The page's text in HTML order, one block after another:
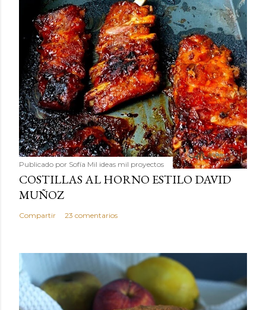
Publicado por Sofía Mil ideas mil proyectos
COSTILLAS AL HORNO ESTILO DAVID
MUÑOZ
Compartir 23 comentarios